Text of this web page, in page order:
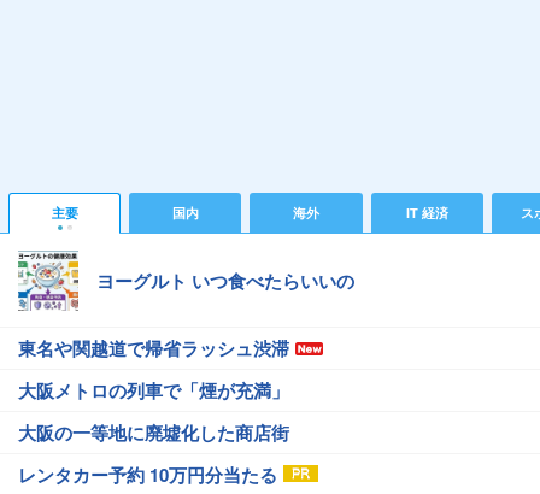
主要 国内 海外 IT 経済 ス
ヨーグルト いつ食べたらいいの
東名や関越道で帰省ラッシュ渋滞
大阪メトロの列車で「煙が充満」
大阪の一等地に廃墟化した商店街
レンタカー予約 10万円分当たる